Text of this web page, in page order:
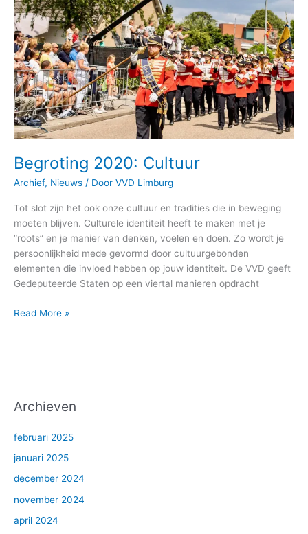
Begroting 2020: Cultuur
Archief, Nieuws / Door VVD Limburg
Tot slot zijn het ook onze cultuur en tradities die in beweging
moeten blijven. Culturele identiteit heeft te maken met je
“roots” en je manier van denken, voelen en doen. Zo wordt je
persoonlijkheid mede gevormd door cultuurgebonden
elementen die invloed hebben op jouw identiteit. De VVD geeft
Gedeputeerde Staten op een viertal manieren opdracht
2020:
Cultuur
Read More »
Archieven
februari 2025
januari 2025
december 2024
november 2024
april 2024